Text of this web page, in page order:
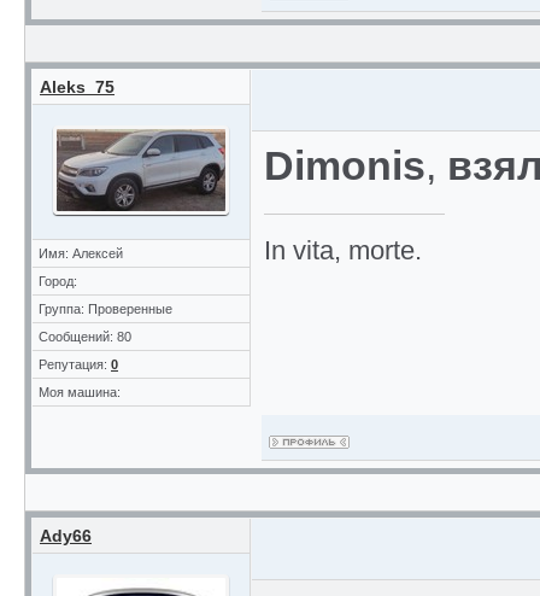
Aleks_75
Имя: Алексей
Город:
Группа: Проверенные
Сообщений: 80
Репутация: 0
Моя машина:
Dimonis,
In vita, morte.
Ady66